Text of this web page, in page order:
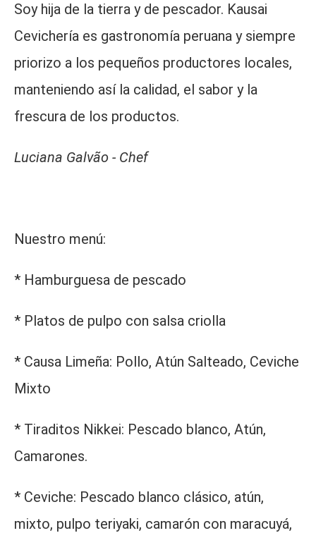
Soy hija de la tierra y de pescador. Kausai
Cevichería es gastronomía peruana y siempre
priorizo a los pequeños productores locales,
manteniendo así la calidad, el sabor y la
frescura de los productos.
Luciana Galvão - Chef
Nuestro menú:
* Hamburguesa de pescado
* Platos de pulpo con salsa criolla
* Causa Limeña: Pollo, Atún Salteado, Ceviche
Mixto
* Tiraditos Nikkei: Pescado blanco, Atún,
Camarones.
* Ceviche: Pescado blanco clásico, atún,
mixto, pulpo teriyaki, camarón con maracuyá,